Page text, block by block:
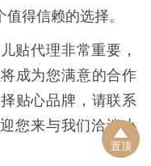
得信赖的选择。
代理非常重要，
成为您满意的合作
贴心品牌，请联系
您来与我们洽谈小
置顶